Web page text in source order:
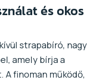
és okos
strapabíró, nagy
amely bírja a
finoman működő,